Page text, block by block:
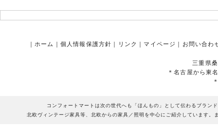
ホーム 個人情報保護方針 リンク マイページ お問い合わ
三重県
＊名古屋から東
コンフォートマートは次の世代へも「ほんもの」として伝わるブラン
北欧ヴィンテージ家具等、北欧からの家具／照明を中心にご紹介しています